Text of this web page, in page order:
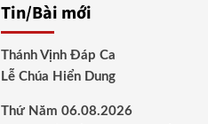
Tin/Bài mới
Thánh Vịnh Đáp Ca
Lễ Chúa Hiển Dung
Thứ Năm 06.08.2026